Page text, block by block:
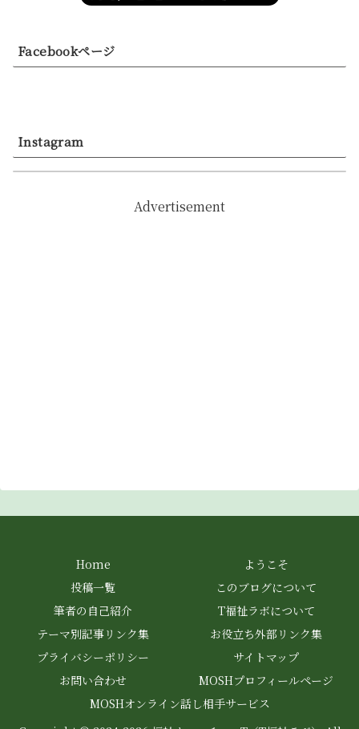
Facebookページ
Instagram
Advertisement
Home
ようこそ
投稿一覧
このブログについて
筆者の自己紹介
T福祉ラボについて
テーマ別記事リンク集
お役立ち外部リンク集
プライバシーポリシー
サイトマップ
お問い合わせ
MOSHプロフィールページ
MOSHオンライン話し相手サービス